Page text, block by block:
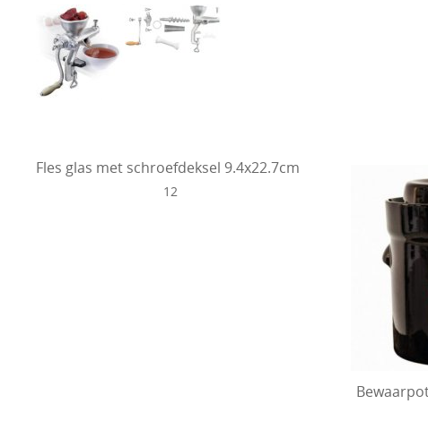
Fles glas met schroefdeksel 9.4x22.7cm
12